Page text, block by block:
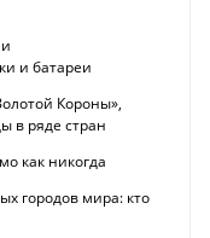
и батареи
Короны»,
в ряде стран
как никогда
городов мира: кто